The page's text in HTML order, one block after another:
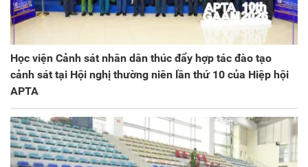
Học viện Cảnh sát nhân dân thúc đẩy hợp tác đào tạo
cảnh sát tại Hội nghị thường niên lần thứ 10 của Hiệp hội
APTA